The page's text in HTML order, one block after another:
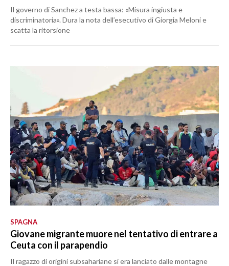
Il governo di Sanchez a testa bassa: «Misura ingiusta e
discriminatoria». Dura la nota dell’esecutivo di Giorgia Meloni e
scatta la ritorsione
SPAGNA
Giovane migrante muore nel tentativo di entrare a
Ceuta con il parapendio
Il ragazzo di origini subsahariane si era lanciato dalle montagne